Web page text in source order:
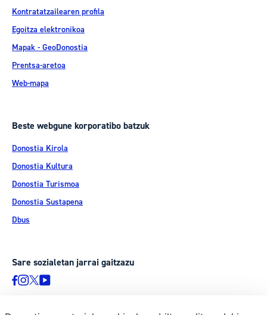
Kontratatzailearen profila
Egoitza elektronikoa
Mapak - GeoDonostia
Prentsa-aretoa
Web-mapa
Beste webgune korporatibo batzuk
Donostia Kirola
Donostia Kultura
Donostia Turismoa
Donostia Sustapena
Dbus
Sare sozialetan jarrai gaitzazu